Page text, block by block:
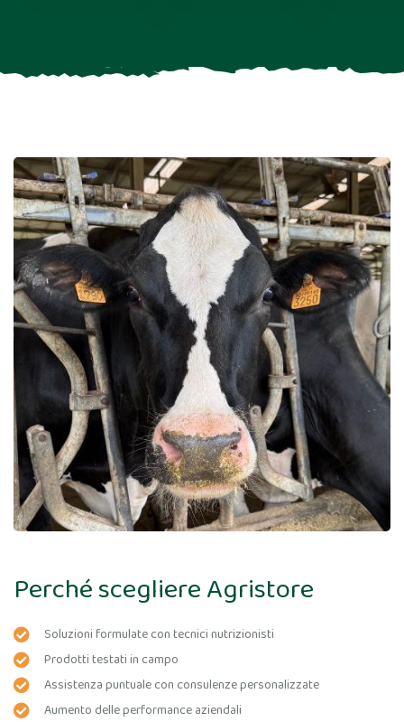
Perché scegliere Agristore
Soluzioni formulate con tecnici nutrizionisti
Prodotti testati in campo
Assistenza puntuale con consulenze personalizzate
Aumento delle performance aziendali